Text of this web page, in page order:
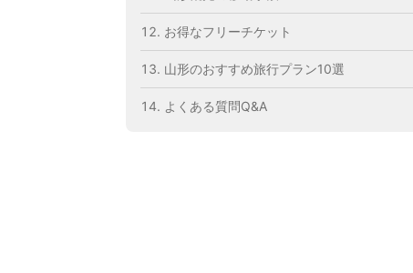
お得なフリーチケット
山形のおすすめ旅行プラン10選
よくある質問Q&A